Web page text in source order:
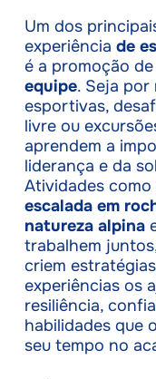
Um dos
experiência de
é a promoção de
equipe. Seja por
esportivas,
livre ou
aprendem a
liderança e da
Atividades como
escalada em
natureza alpina
trabalhem
criem
experiências os
resiliência,
habilidades que
seu tempo no